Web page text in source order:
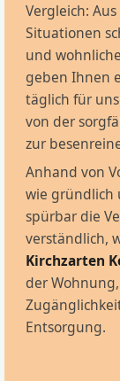
Vergleich:
Situationen
und
geben Ihnen
täglich für
von der
zur
Anhand von
wie gründlich
spürbar die
verständlich,
Kirchzarten
der
Entsorgung.